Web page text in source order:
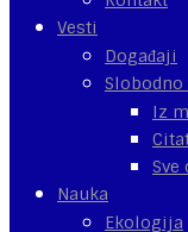
Vesti
Događaji
Slobodno
Iz
Sve
Nauka
Ekologija